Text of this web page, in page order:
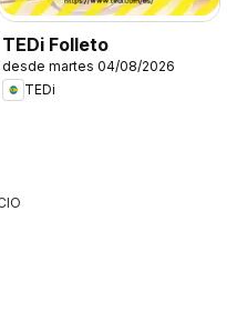
TEDi Folleto
desde martes 04/08/2026
TEDi